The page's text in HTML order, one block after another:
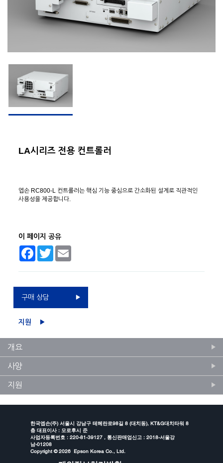
LA시리즈 전용 컨트롤러
엡손 RC800-L 컨트롤러는 핵심 기능 중심으로 간소화된 설계로 직관적인
사용성을 제공합니다.
이 페이지 공유
Facebook
Twitter
구매 상담
지원
개요
사양
지원
한국엡손(주) 서울시 강남구 테헤란로98길 8 (대치동), KT&G대치타워 8
층 대표이사 : 모로후시 준
사업자등록번호 : 220-81-39127 , 통신판매업신고 : 2018-서울강
남-01208
Copyright ©2026 Epson Korea Co., Ltd.